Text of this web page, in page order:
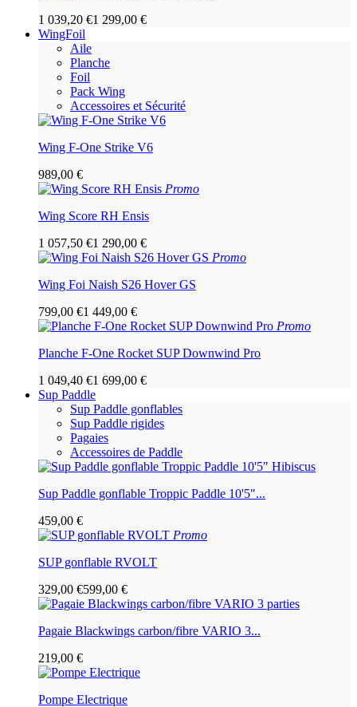
1 039,20 €1 299,00 €
WingFoil
Aile
Planche
Foil
Pack Wing
Accessoires et Sécurité
Wing F-One Strike V6
989,00 €
Promo
Wing Score RH Ensis
1 057,50 €1 290,00 €
Promo
Wing Foi Naish S26 Hover GS
799,00 €1 449,00 €
Promo
Planche F-One Rocket SUP Downwind Pro
1 049,40 €1 699,00 €
Sup Paddle
Sup Paddle gonflables
Sup Paddle rigides
Pagaies
Accessoires de Paddle
Sup Paddle gonflable Troppic Paddle 10'5"...
459,00 €
Promo
SUP gonflable RVOLT
329,00 €599,00 €
Pagaie Blackwings carbon/fibre VARIO 3...
219,00 €
Pompe Electrique